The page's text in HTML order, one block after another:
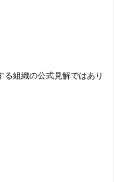
組織の公式見解ではあり